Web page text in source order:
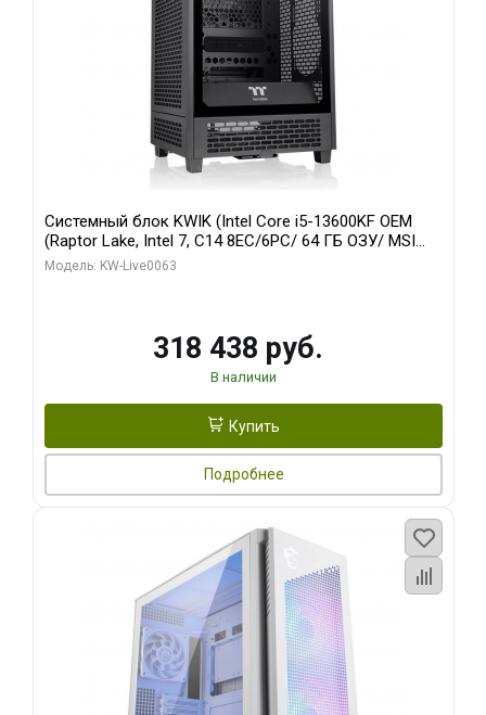
Системный блок KWIK (Intel Core i5-13600KF OEM
(Raptor Lake, Intel 7, C14 8EC/6PC/ 64 ГБ ОЗУ/ MSI
RTX5080 VENTUS 3X OC 16GB GDDR7 256bit 3xDP
Модель: KW-Live0063
318 438 руб.
В наличии
Купить
Подробнее